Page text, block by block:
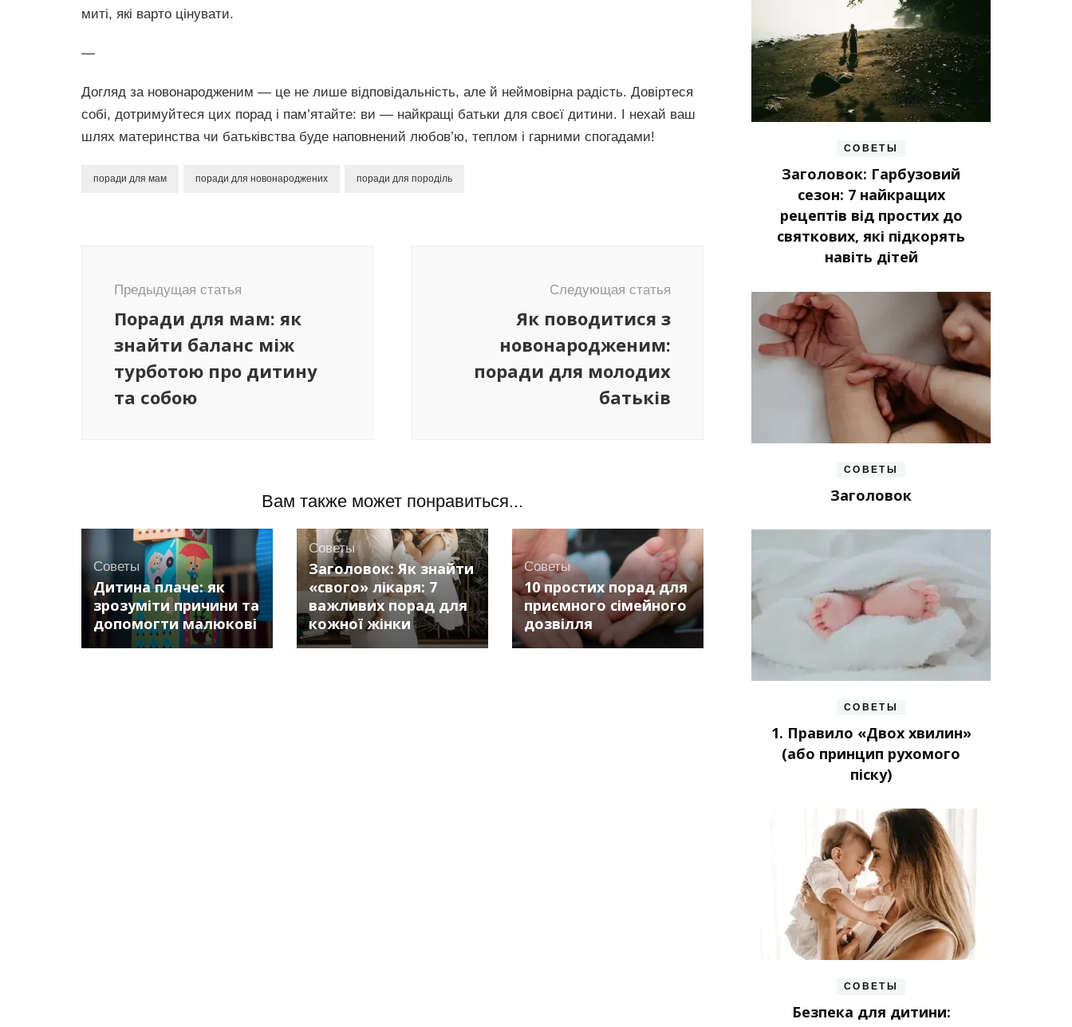
миті, які варто цінувати.
—
Догляд за новонародженим — це не лише відповідальність, але й неймовірна радість. Довіртеся
собі, дотримуйтеся цих порад і пам’ятайте: ви — найкращі батьки для своєї дитини. І нехай ваш
шлях материнства чи батьківства буде наповнений любов’ю, теплом і гарними спогадами!
поради для мам поради для новонароджених поради для породіль
записям
Предыдущая статья
Поради для мам: як
знайти баланс між
турботою про дитину
та собою
Следующая статья
Як поводитися з
новонародженим:
поради для молодих
батьків
Вам также может понравиться...
Советы
Дитина плаче: як
зрозуміти причини та
допомогти малюкові
Советы
Заголовок: Як знайти
«свого» лікаря: 7
важливих порад для
кожної жінки
Советы
10 простих порад для
приємного сімейного
дозвілля
СОВЕТЫ
Заголовок: Гарбузовий
сезон: 7 найкращих
рецептів від простих до
святкових, які підкорять
навіть дітей
СОВЕТЫ
Заголовок
СОВЕТЫ
1. Правило «Двох хвилин»
(або принцип рухомого
піску)
СОВЕТЫ
Безпека для дитини: